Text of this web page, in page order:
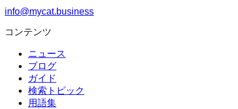
info@mycat.business
コンテンツ
ニュース
ブログ
ガイド
検索トピック
用語集